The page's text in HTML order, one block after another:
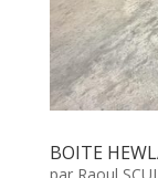
BOITE